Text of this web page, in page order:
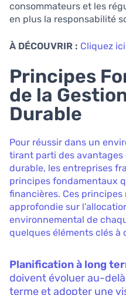
consommateurs et les
en plus la responsabilité
À DÉCOUVRIR : Cliquez
Principes
de la
Durable
Pour réussir dans un
tirant parti des avantages
durable, les entreprises
principes fondamentaux
financières. Ces
approfondie sur
environnemental de
quelques éléments clés à
Planification à long
doivent évoluer au-
terme et adopter une